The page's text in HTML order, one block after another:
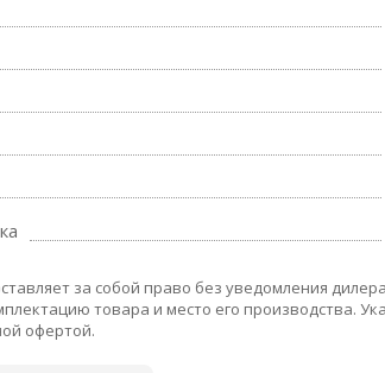
за собой право без уведомления
товара и место его производства.
офертой.